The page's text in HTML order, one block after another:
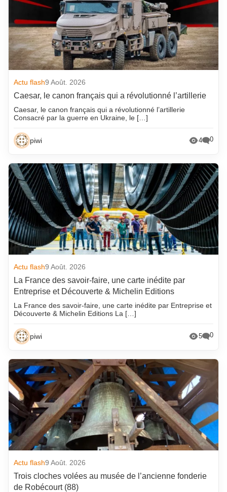
Actu flash9 Août. 2026
Caesar, le canon français qui a révolutionné l’artillerie
Caesar, le canon français qui a révolutionné l’artillerie
Consacré par la guerre en Ukraine, le […]
piwi 4 0
Actu flash9 Août. 2026
La France des savoir-faire, une carte inédite par
Entreprise et Découverte & Michelin Editions
La France des savoir-faire, une carte inédite par Entreprise et
Découverte & Michelin Editions La […]
piwi 5 0
Actu flash9 Août. 2026
Trois cloches volées au musée de l’ancienne fonderie
de Robécourt (88)